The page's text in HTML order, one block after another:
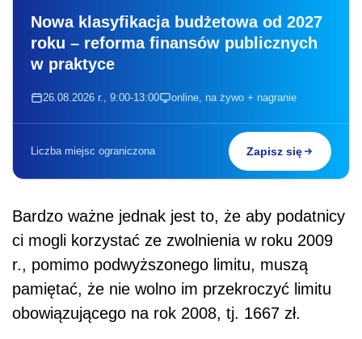
Nowa klasyfikacja budżetowa od 2027
roku – reforma finansów publicznych
w praktyce
26.08.2026 r., 9:00-13:00 online, na żywo + nagranie
Liczba miejsc ograniczona Zapisz się
Bardzo ważne jednak jest to, że aby podatnicy
ci mogli korzystać ze zwolnienia w roku 2009
r., pomimo podwyższonego limitu, muszą
pamiętać, że nie wolno im przekroczyć limitu
obowiązującego na rok 2008, tj. 1667 zł.